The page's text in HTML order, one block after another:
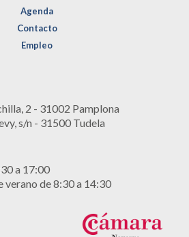
Agenda
Contacto
Empleo
2 - 31002 Pamplona
s/n - 31500 Tudela
a 17:00
verano de 8:30 a 14:30